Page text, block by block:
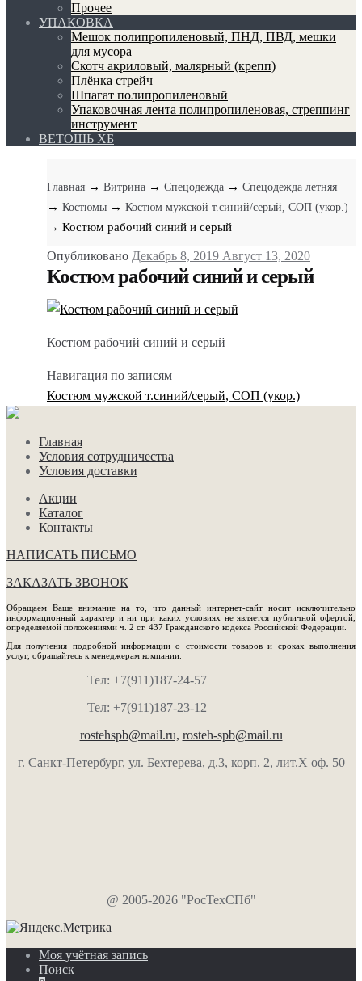
Прочее
УПАКОВКА
Мешок полипропиленовый, ПНД, ПВД, мешки
для мусора
Скотч акриловый, малярный (крепп)
Плёнка стрейч
Шпагат полипропиленовый
Упаковочная лента полипропиленовая, стреппинг
инструмент
ВЕТОШЬ ХБ
Главная → Витрина → Спецодежда → Спецодежда летняя
→ Костюмы → Костюм мужской т.синий/серый, СОП (укор.)
→ Костюм рабочий синий и серый
Опубликовано Декабрь 8, 2019 Август 13, 2020
Костюм рабочий синий и серый
Костюм рабочий синий и серый
Навигация по записям
Костюм мужской т.синий/серый, СОП (укор.)
Главная
Условия сотрудничества
Условия доставки
Акции
Каталог
Контакты
НАПИСАТЬ ПИСЬМО
ЗАКАЗАТЬ ЗВОНОК
Обращаем Ваше внимание на то, что данный интернет-сайт носит исключительно
информационный характер и ни при каких условиях не является публичной офертой,
определяемой положениями ч. 2 ст. 437 Гражданского кодекса Российской Федерации.
Для получения подробной информации о стоимости товаров и сроках выполнения
услуг, обращайтесь к менеджерам компании.
Тел: +7(911)187-24-57
Тел: +7(911)187-23-12
rostehspb@mail.ru, rosteh-spb@mail.ru
г. Санкт-Петербург, ул. Бехтерева, д.3, корп. 2, лит.Х оф. 50
@ 2005-2026 "РосТехСПб"
Моя учётная запись
Поиск